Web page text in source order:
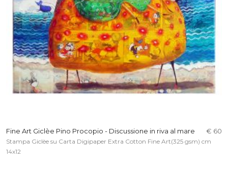
Fine Art Giclèe Pino Procopio - Discussione in riva al mare € 60
Stampa Giclèe su Carta Digipaper Extra Cotton Fine Art(325 gsm) cm
14x12